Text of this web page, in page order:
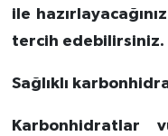
ile
tercih edebilirsiniz.
Sağlıklı
Karbonhidratlar